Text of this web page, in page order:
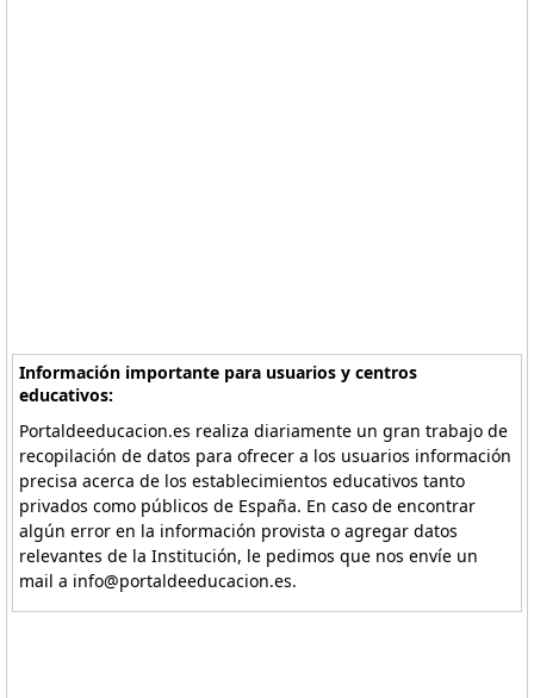
Información importante para usuarios y centros
educativos:
Portaldeeducacion.es realiza diariamente un gran trabajo de
recopilación de datos para ofrecer a los usuarios información
precisa acerca de los establecimientos educativos tanto
privados como públicos de España. En caso de encontrar
algún error en la información provista o agregar datos
relevantes de la Institución, le pedimos que nos envíe un
mail a info@portaldeeducacion.es.